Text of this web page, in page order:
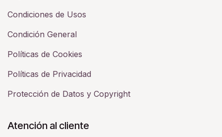
Condiciones de Usos
Condición General
Políticas de Cookies
Políticas de Privacidad
Protección de Datos y Copyright
Atención al cliente